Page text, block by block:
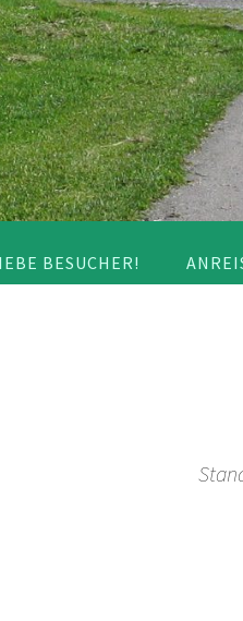
BESUCHER!